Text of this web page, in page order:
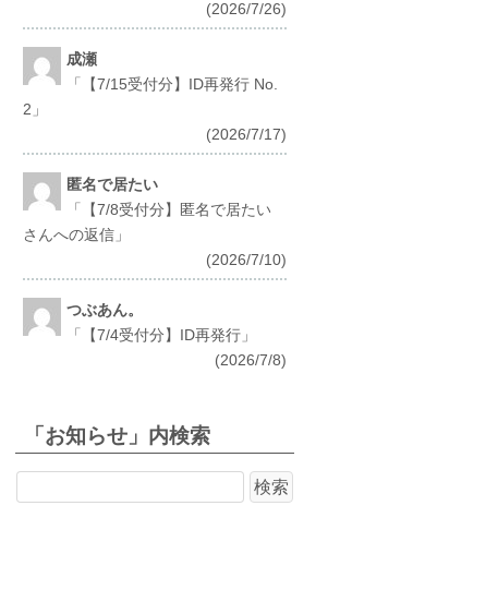
(2026/7/26)
成瀬
「
【7/15受付分】ID再発行 No.
2 」
(2026/7/17)
匿名で居たい
「
【7/8受付分】匿名で居たい
さんへの返信 」
(2026/7/10)
つぶあん。
「
【7/4受付分】ID再発行 」
(2026/7/8)
「お知らせ」内検索